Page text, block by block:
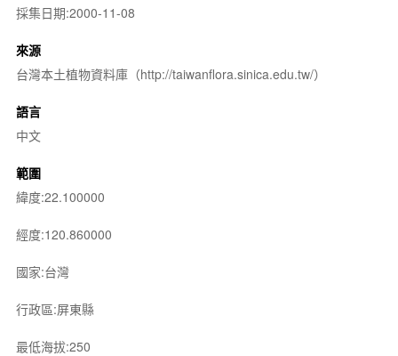
採集日期:2000-11-08
來源
台灣本土植物資料庫（http://taiwanflora.sinica.edu.tw/）
語言
中文
範圍
緯度:22.100000
經度:120.860000
國家:台灣
行政區:屏東縣
最低海拔:250